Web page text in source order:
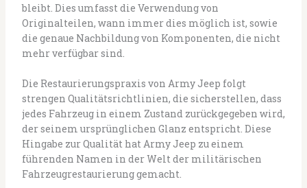
bleibt. Dies umfasst die Verwendung von
Originalteilen, wann immer dies möglich ist, sowie
die genaue Nachbildung von Komponenten, die nicht
mehr verfügbar sind.
Die Restaurierungspraxis von Army Jeep folgt
strengen Qualitätsrichtlinien, die sicherstellen, dass
jedes Fahrzeug in einem Zustand zurückgegeben wird,
der seinem ursprünglichen Glanz entspricht. Diese
Hingabe zur Qualität hat Army Jeep zu einem
führenden Namen in der Welt der militärischen
Fahrzeugrestaurierung gemacht.